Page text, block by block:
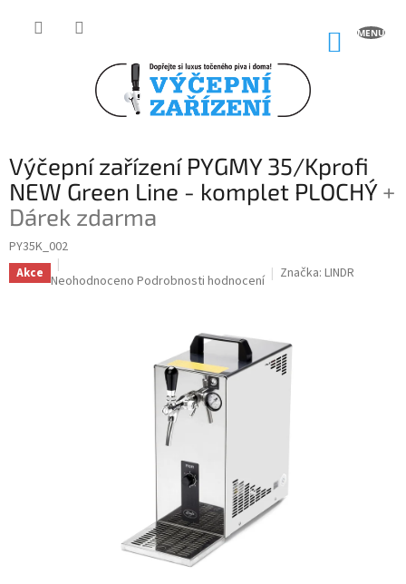
Výčepní zařízení PYGMY 35/Kprofi
NEW Green Line - komplet PLOCHÝ+
Dárek zdarma
PY35K_002
Akce Průměrné
Neohodnoceno Podrobnosti hodnocení Značka: LINDR